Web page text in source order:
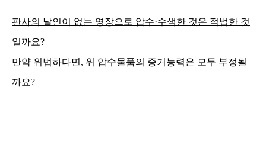
판사의 날인이 없는 영장으로 압수·수색한 것은 적법한 것
일까요?
만약 위법하다면 , 위 압수물품의 증거능력은 모두 부정될
까요?